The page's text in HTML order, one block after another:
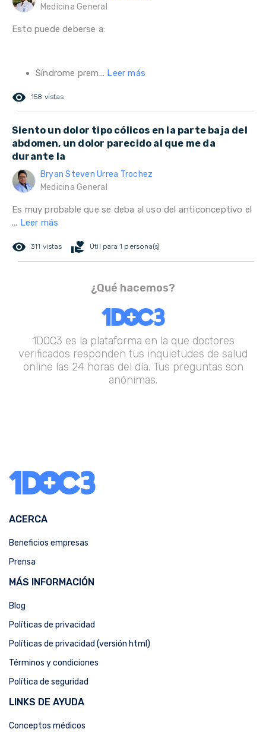
Medicina General
Esto puede deberse a:
Síndrome prem... Leer más
remove_red_eye 158 vistas
Siento un dolor tipo cólicos en la parte baja del
abdomen, un dolor parecido al que me da
durante la
Bryan Steven Urrea Trochez
Medicina General
Es muy probable que se deba al uso del anticonceptivo el
... Leer más
remove_red_eye 311 vistas volunteer_activism Útil para 1 persona(s)
¿Qué hacemos?
1DOC3 es la plataforma en la que doctores
verificados responden tus inquietudes de salud
online las 24 horas del día. Tus preguntas son
anónimas.
ACERCA
Beneficios empresas
Prensa
MÁS INFORMACIÓN
Blog
Políticas de privacidad
Políticas de privacidad (versión html)
Términos y condiciones
Política de seguridad
LINKS DE AYUDA
Conceptos médicos